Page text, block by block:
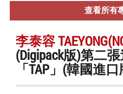
查看所有
李泰容
(Digipack版)第二
「TAP」(韓國進